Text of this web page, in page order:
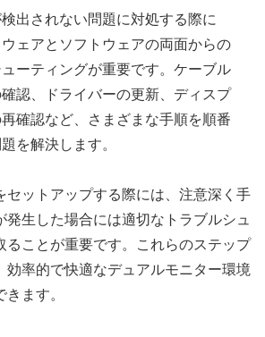
出されない問題に対処する際に
ェアとソフトウェアの両面からの
ューティングが重要です。ケーブル
認、ドライバーの更新、ディスプ
確認など、さまざまな手順を順番
を解決します。
セットアップする際には、注意深く手
発生した場合には適切なトラブルシュ
ることが重要です。これらのステップ
効率的で快適なデュアルモニター環境
ます。